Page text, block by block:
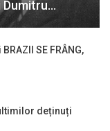
Dumitru…
SE FRÂNG,
deținuți